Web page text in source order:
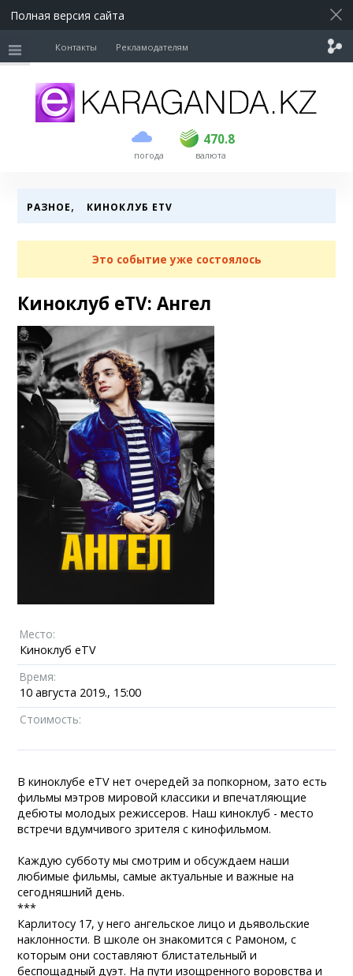
Полная версия сайта
Контакты Рекламодателям
погода
470.8
покупка продажа
USD 468.5 470.8
EUR валюта
РАЗНОЕ, КИНОКЛУБ ETV
Это событие уже состоялось
Киноклуб eTV: Ангел
Место:
Киноклуб eTV
Время:
10 августа 2019., 15:00
Стоимость:
В киноклубе eTV нет очередей за попкорном, зато есть
фильмы мэтров мировой классики и впечатляющие
дебюты молодых режиссеров. Наш киноклуб - место
встречи вдумчивого зрителя с кинофильмом.
Каждую субботу мы смотрим и обсуждаем наши
любимые фильмы, самые актуальные и важные на
сегодняшний день.
***
Карлитосу 17, у него ангельское лицо и дьявольские
наклонности. В школе он знакомится с Рамоном, с
которым они составляют блистательный и
беспощадный дуэт. На пути изощренного воровства и